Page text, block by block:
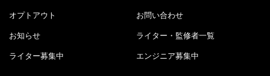
オプトアウト お問い合わせ
お知らせ ライター・監修者一覧
ライター募集中 エンジニア募集中